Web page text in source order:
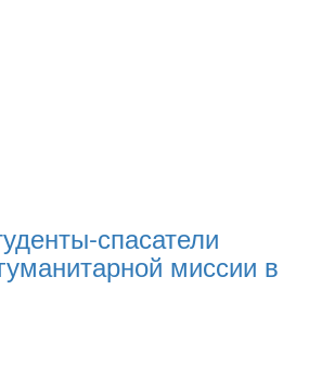
спасатели
миссии в